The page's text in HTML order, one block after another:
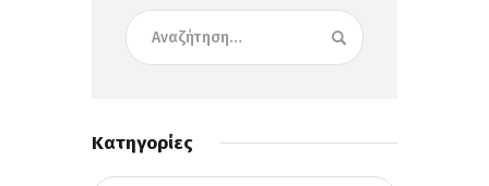
Κατηγορίες